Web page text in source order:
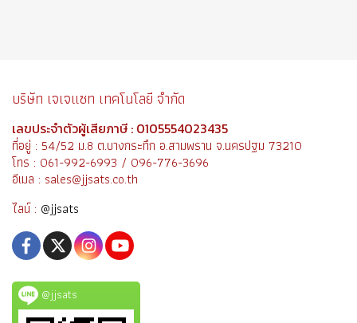
บริษัท เจเจแซท เทคโนโลยี จำกัด
เลขประจำตัวผู้เสียภาษี : 0105554023435
ที่อยู่ : 54/52 ม.8 ต.บางกระทึก อ.สามพราน จ.นครปฐม 73210
โทร : 061-992-6993 / 096-776-3696
อีเมล : sales@jjsats.co.th
ไลน์ : @jjsats
@jjsats